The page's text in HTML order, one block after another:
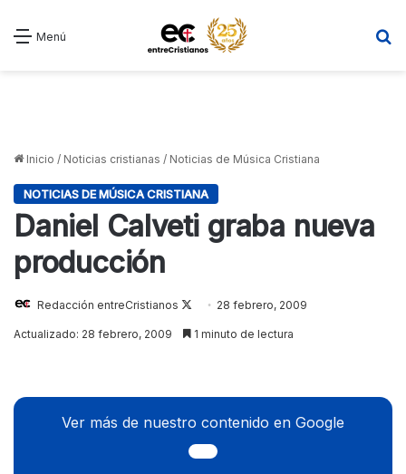
Menú
Inicio / Noticias cristianas / Noticias de Música Cristiana
NOTICIAS DE MÚSICA CRISTIANA
Daniel Calveti graba nueva
producción
Redacción entreCristianos
Follow
on
28 febrero, 2009
Actualizado: 28 febrero, 2009 1 minuto de lectura
Ver más de nuestro contenido en Google